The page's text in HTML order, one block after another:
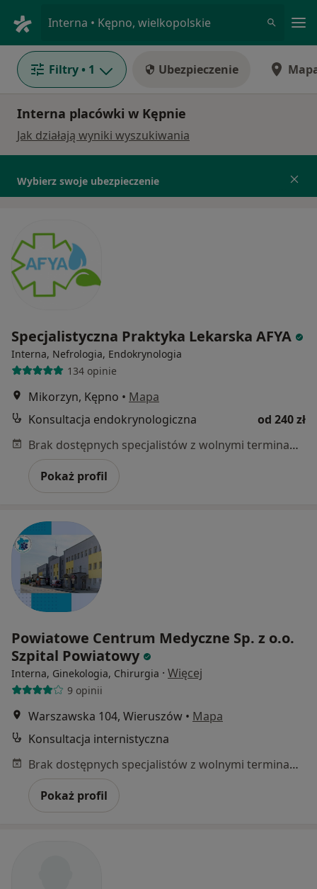
Interna • Kępno, wielkopolskie
Filtry • 1 Ubezpieczenie
Interna placówki w Kępnie
Jak działają wyniki wyszukiwania
Wybierz swoje ubezpieczenie
Specjalistyczna Praktyka Lekarska AFYA
Interna, Nefrologia, Endokrynologia
134 opinie
Mikorzyn, Kępno • Mapa
Konsultacja endokrynologiczna
od 240 zł
Brak dostępnych specjalistów z wolnymi terminami w tym centrum medycznym.
Pokaż profil
Powiatowe Centrum Medyczne Sp. z o.o.
Szpital Powiatowy
Interna, Ginekologia, Chirurgia · Więcej
9 opinii
Warszawska 104, Wieruszów • Mapa
Konsultacja internistyczna
Brak dostępnych specjalistów z wolnymi terminami w tym centrum medycznym.
Pokaż profil